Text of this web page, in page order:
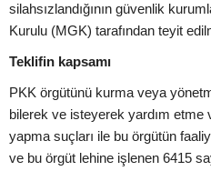
silahsızlandığının güvenlik
Kurulu (MGK) tarafından teyit
Teklifin kapsamı
PKK örgütünü kurma veya
bilerek ve isteyerek yardım etme
yapma suçları ile bu örgütün
ve bu örgüt lehine işlenen 6415